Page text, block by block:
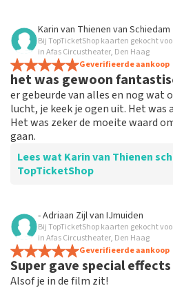
Beoordeling van Eli Tegelaar over
Alles werkt
Alles werkte naar behoren.
Karin van Thienen van Schiedam
Bij TopTicketShop kaarten gekocht
in Afas Circustheater, Den Haag
Geverifieerde aankoop
het was gewoon
er gebeurde van alles en nog wat
lucht, je keek je ogen uit. Het
Het was zeker de moeite waard
gaan.
Lees wat Karin van Thienen
TopTicketShop
Beoordeling van Karin van Thienen
het verliep zeer soepel
de tickets waren makkelijk te
- Adriaan Zijlvan IJmuiden
Bij TopTicketShop kaarten gekocht
in Afas Circustheater, Den Haag
Geverifieerde aankoop
Super gave special
Alsof je in de film zit!